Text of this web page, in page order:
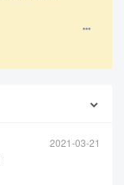
2021-03-21